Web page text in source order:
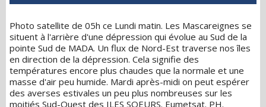
Photo satellite de 05h ce Lundi matin. Les Mascareignes se
situent à l'arrière d'une dépression qui évolue au Sud de la
pointe Sud de MADA. Un flux de Nord-Est traverse nos îles
en direction de la dépression. Cela signifie des
températures encore plus chaudes que la normale et une
masse d'air peu humide. Mardi après-midi on peut espérer
des averses estivales un peu plus nombreuses sur les
moitiés Sud-Ouest des ILES SOEURS. Eumetsat. PH.